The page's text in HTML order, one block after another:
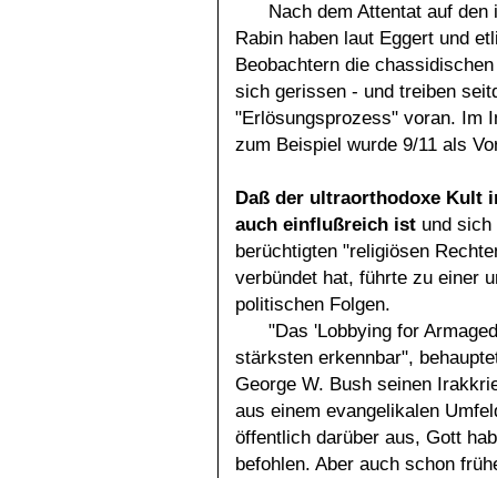
Nach dem Attentat auf
Rabin haben laut Eggert und
Beobachtern die
sich gerissen - und treiben
"Erlösungsprozess" voran. Im
zum Beispiel wurde 9/11 als
Daß der ultraorthodoxe Kult
auch einflußreich ist und
berüchtigten "religiösen
verbündet hat, führte zu einer
politischen Folgen.
"Das 'Lobbying for
stärksten erkennbar",
George W. Bush seinen
aus einem evangelikalen
öffentlich darüber aus, Gott
befohlen. Aber auch schon